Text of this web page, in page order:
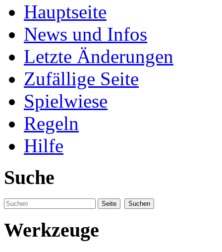
Hauptseite
News und Infos
Letzte Änderungen
Zufällige Seite
Spielwiese
Regeln
Hilfe
Suche
Werkzeuge